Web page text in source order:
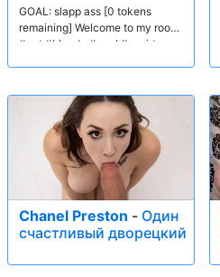
GOAL: slapp ass [0 tokens
remaining] Welcome to my room!
#pvt #blonde #anal #squirt
Chanel Preston - Один
счастливый дворецкий